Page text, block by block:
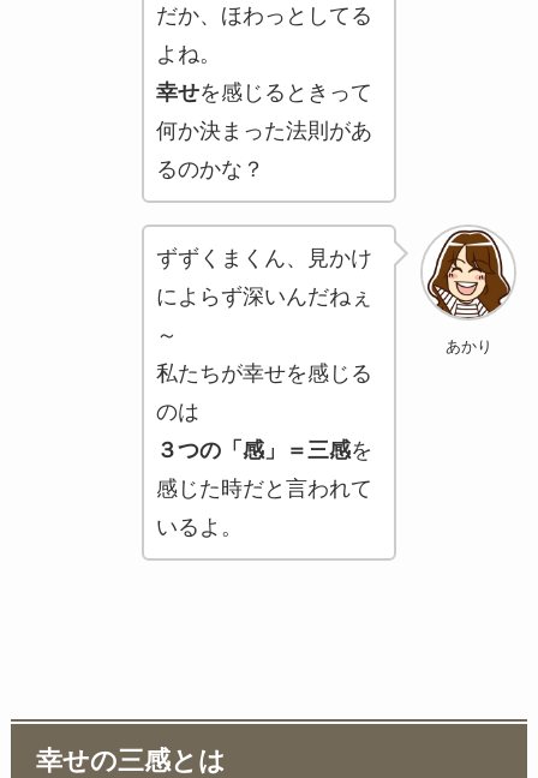
だか、ほわっとしてる
よね。
幸せを感じるときって
何か決まった法則があ
るのかな？
あかり
ずずくまくん、見かけ
によらず深いんだねぇ
～
私たちが幸せを感じる
のは
３つの「感」＝三感を
感じた時だと言われて
いるよ。
幸せの三感とは